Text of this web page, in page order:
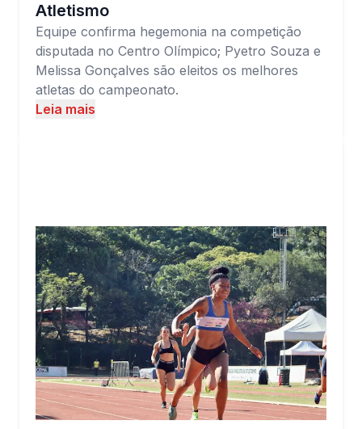
Atletismo
Equipe confirma hegemonia na competição
disputada no Centro Olímpico; Pyetro Souza e
Melissa Gonçalves são eleitos os melhores
atletas do campeonato.
Leia mais